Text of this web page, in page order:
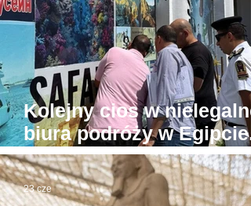
Kolejny cios w nielegalne
biura podróży w Egipcie.
Tu już prawdziwa wojna
23 cze